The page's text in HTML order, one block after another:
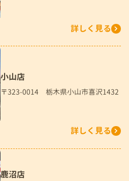
詳しく見る
小山店
〒323-0014 栃木県小山市喜沢1432
詳しく見る
鹿沼店